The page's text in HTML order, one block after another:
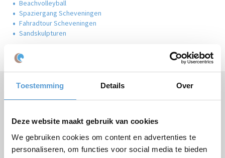
Toestemming Details Over
Deze website maakt gebruik van cookies
We gebruiken cookies om content en advertenties te
personaliseren, om functies voor social media te bieden
Beachvolleyball
Spaziergang Scheveningen
Fahradtour Scheveningen
Sandskulpturen